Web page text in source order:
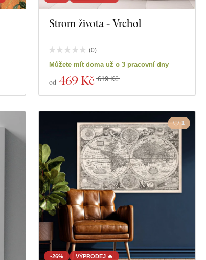
Motorky
Vzdělání
Strom života - Vrchol
(0)
Můžete mít doma už o 3 pracovní dny
od 469 Kč 619 Kč
-26% VÝPRODEJ 🔥
1